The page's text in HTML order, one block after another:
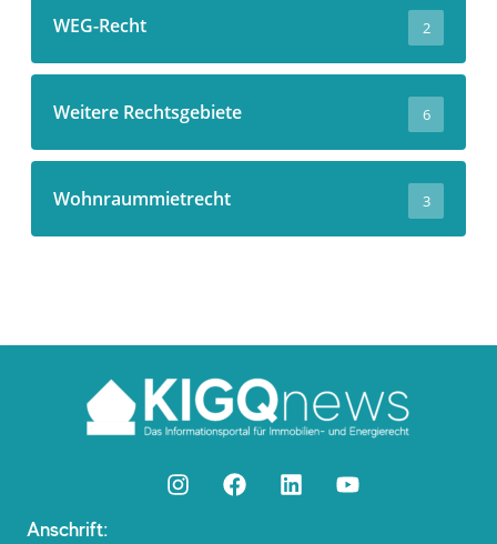
WEG-Recht 2
Weitere Rechtsgebiete 6
Wohnraummietrecht 3
Anschrift: